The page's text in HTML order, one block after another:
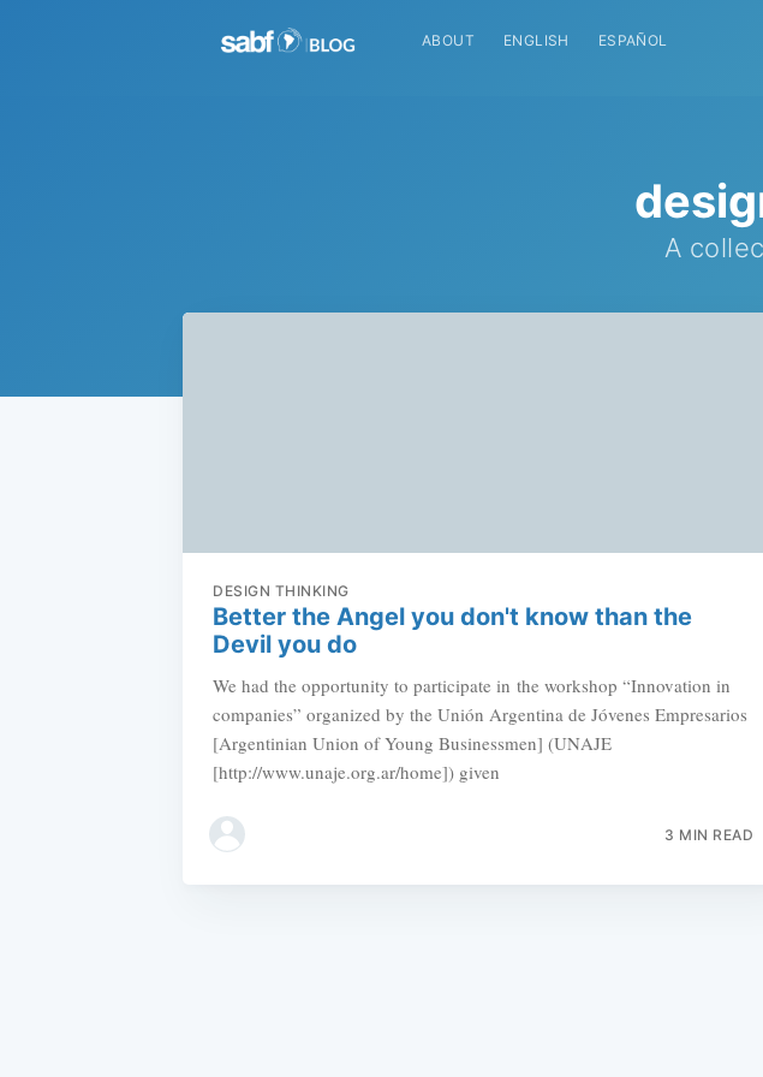
ABOUT ENGLISH ESPAÑOL
A
DESIGN THINKING
Better the Angel you don't know than the
Devil you do
We had the opportunity to participate in the workshop “Innovation in
companies” organized by the Unión Argentina de Jóvenes Empresarios
[Argentinian Union of Young Businessmen] (UNAJE
[http://www.unaje.org.ar/home]) given
3 MIN READ